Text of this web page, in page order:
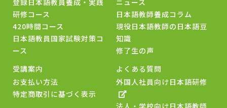
研修コース
420時間コース
日本語教員国家試験対策コ
ース
日本語教師養成コラム
現役日本語教師の日本語豆
知識
修了生の声
受講案内
お支払い方法
特定商取引に基づく表示
よくある質問
外国人社員向け日本語研修
法人・学校向け日本語教師